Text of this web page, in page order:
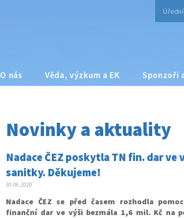
O nás Věda, výzkum a EK Sponzoři
Novinky a aktuality
Nadace ČEZ poskytla TN fin. dar ve
sanitky. Děkujeme!
30.06.2020
Nadace ČEZ se před časem rozhodla
finanční dar ve výši bezmála 1,6 mil. Kč na